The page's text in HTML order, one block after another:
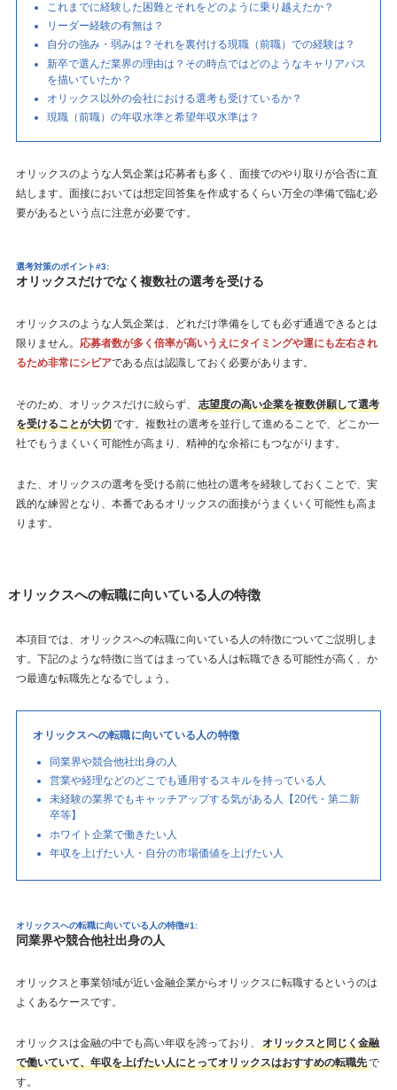
これまでに経験した困難とそれをどのように乗り越えたか？
リーダー経験の有無は？
自分の強み・弱みは？それを裏付ける現職（前職）での経験は？
新卒で選んだ業界の理由は？その時点ではどのようなキャリアパス
を描いていたか？
オリックス以外の会社における選考も受けているか？
現職（前職）の年収水準と希望年収水準は？
オリックスのような人気企業は応募者も多く、面接でのやり取りが合否に直
結します。面接においては想定回答集を作成するくらい万全の準備で臨む必
要があるという点に注意が必要です。
選考対策のポイント#3:
オリックスだけでなく複数社の選考を受ける
オリックスのような人気企業は、どれだけ準備をしても必ず通過できるとは
限りません。 応募者数が多く倍率が高いうえにタイミングや運にも左右され
るため非常にシビアである点は認識しておく必要があります。
そのため、オリックスだけに絞らず、
志望度の高い企業を複数併願して選考
を受けることが大切です。複数社の選考を並行して進めることで、どこか一
社でもうまくいく可能性が高まり、精神的な余裕にもつながります。
また、オリックスの選考を受ける前に他社の選考を経験しておくことで、実
践的な練習となり、本番であるオリックスの面接がうまくいく可能性も高ま
ります。
オリックスへの転職に向いている人の特徴
本項目では、オリックスへの転職に向いている人の特徴についてご説明しま
す。下記のような特徴に当てはまっている人は転職できる可能性が高く、か
つ最適な転職先となるでしょう。
オリックスへの転職に向いている人の特徴
同業界や競合他社出身の人
営業や経理などのどこでも通用するスキルを持っている人
未経験の業界でもキャッチアップする気がある人【20代・第二新
卒等】
ホワイト企業で働きたい人
年収を上げたい人・自分の市場価値を上げたい人
オリックスへの転職に向いている人の特徴#1:
同業界や競合他社出身の人
オリックスと事業領域が近い金融企業からオリックスに転職するというのは
よくあるケースです。
オリックスは金融の中でも高い年収を誇っており、
オリックスと同じく金融
で働いていて、年収を上げたい人にとってオリックスはおすすめの転職先で
す。